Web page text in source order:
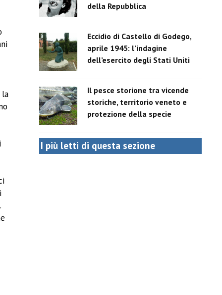
la
della Repubblica
Eccidio di Castello di Godego,
aprile 1945: l’indagine
dell’esercito degli Stati Uniti
Il pesce storione tra vicende
storiche, territorio veneto e
protezione della specie
I più letti di questa sezione